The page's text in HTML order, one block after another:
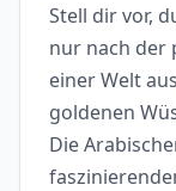
Stell dir vor,
nur nach der
einer Welt
goldenen
Die